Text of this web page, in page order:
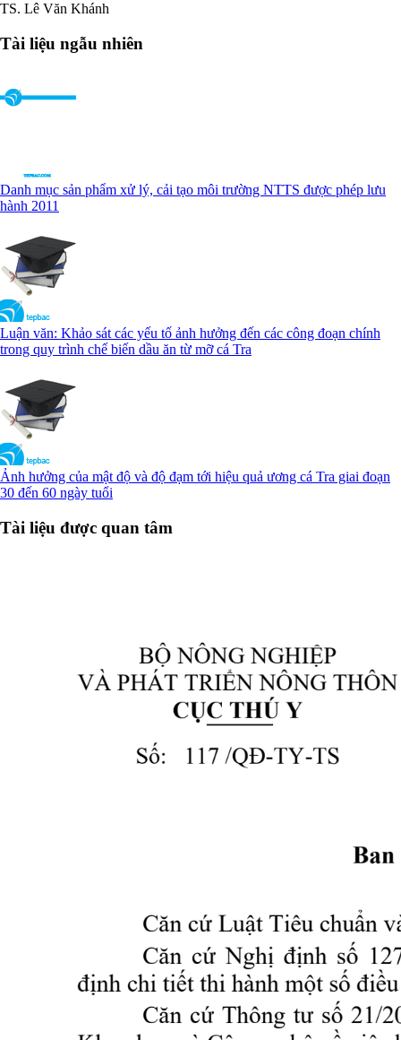
TS. Lê Văn Khánh
Tài liệu ngẫu nhiên
Danh mục sản phẩm xử lý, cải tạo môi trường NTTS được phép lưu
hành 2011
Luận văn: Khảo sát các yếu tố ảnh hưởng đến các công đoạn chính
trong quy trình chế biến dầu ăn từ mỡ cá Tra
Ảnh hưởng của mật độ và độ đạm tới hiệu quả ương cá Tra giai đoạn
30 đến 60 ngày tuổi
Tài liệu được quan tâm